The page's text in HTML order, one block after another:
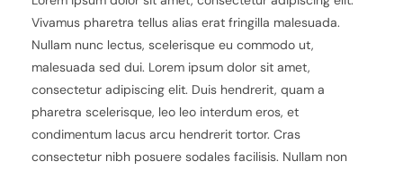
Vivamus pharetra tellus alias erat fringilla malesuada.
Nullam nunc lectus, scelerisque eu commodo ut,
malesuada sed dui. Lorem ipsum dolor sit amet,
consectetur adipiscing elit. Duis hendrerit, quam a
pharetra scelerisque, leo leo interdum eros, et
condimentum lacus arcu hendrerit tortor. Cras
consectetur nibh posuere sodales facilisis. Nullam non